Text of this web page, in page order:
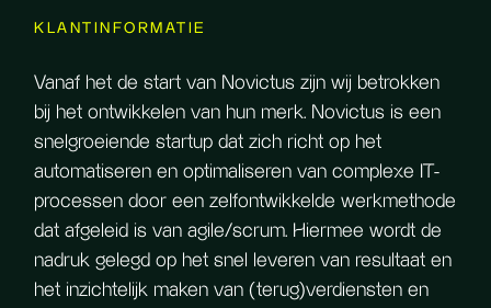
KLANTINFORMATIE
Vanaf het de start van Novictus zijn wij betrokken
bij het ontwikkelen van hun merk. Novictus is een
snelgroeiende startup dat zich richt op het
automatiseren en optimaliseren van complexe IT-
processen door een zelfontwikkelde werkmethode
dat afgeleid is van agile/scrum. Hiermee wordt de
nadruk gelegd op het snel leveren van resultaat en
het inzichtelijk maken van (terug)verdiensten en